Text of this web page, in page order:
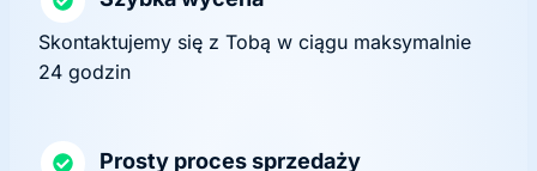
Skontaktujemy się z Tobą w ciągu maksymalnie
24 godzin
Prosty proces sprzedaży